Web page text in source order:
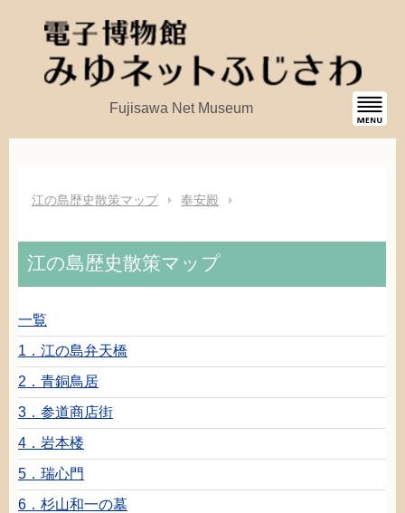
Fujisawa Net Museum
江の島歴史散策マップ 奉安殿
江の島歴史散策マップ
一覧
1． 江の島弁天橋
2． 青銅鳥居
3． 参道商店街
4． 岩本楼
5． 瑞心門
6． 杉山和一の墓